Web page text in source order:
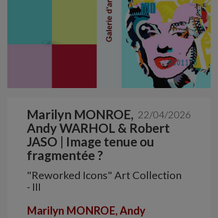
22/04/2026
Marilyn MONROE,
Andy WARHOL & Robert
JASO | Image tenue ou
fragmentée ?
"Reworked Icons" Art Collection
- III
Marilyn MONROE, Andy